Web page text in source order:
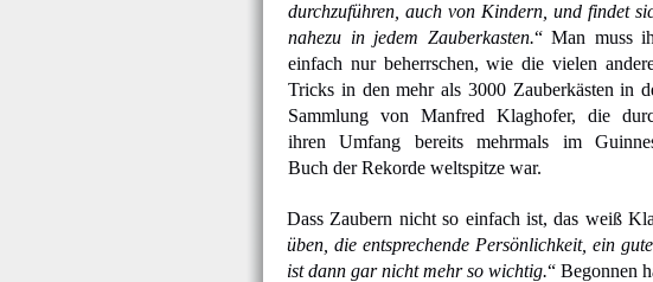
durchzuführen, auch von Kindern, und findet
nahezu in jedem Zauberkasten.“ Man muss
einfach nur beherrschen, wie die vielen
Tricks in den mehr als 3000 Zauberkästen in
Sammlung von Manfred Klaghofer, die
ihren Umfang bereits mehrmals im
Buch der Rekorde weltspitze war.
Dass Zaubern nicht so einfach ist, das weiß
üben, die entsprechende Persönlichkeit, ein
ist dann gar nicht mehr so wichtig.“ Begonnen